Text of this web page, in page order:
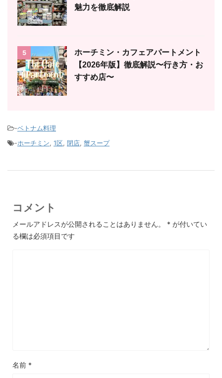
魅力を徹底解説
5
ホーチミン・カフェアパートメント
【2026年版】徹底解説〜行き方・お
すすめ店〜
-ベトナム料理
-ホーチミン, 1区, 閉店, 蟹スープ
コメント
メールアドレスが公開されることはありません。 * が付いてい
る欄は必須項目です
名前 *